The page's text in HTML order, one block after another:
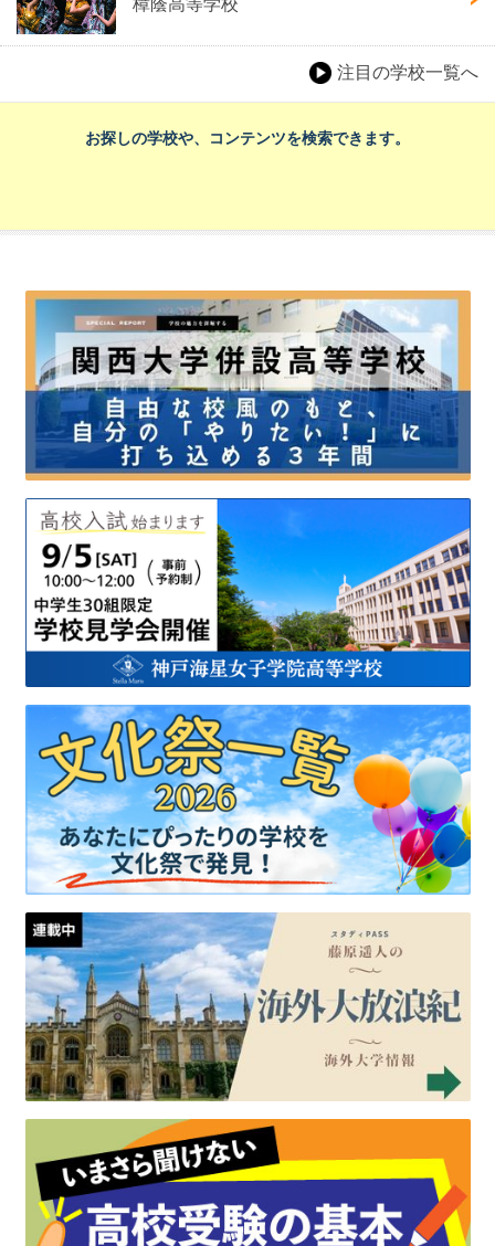
樟蔭高等学校
注目の学校一覧へ
お探しの学校や、コンテンツを検索できます。